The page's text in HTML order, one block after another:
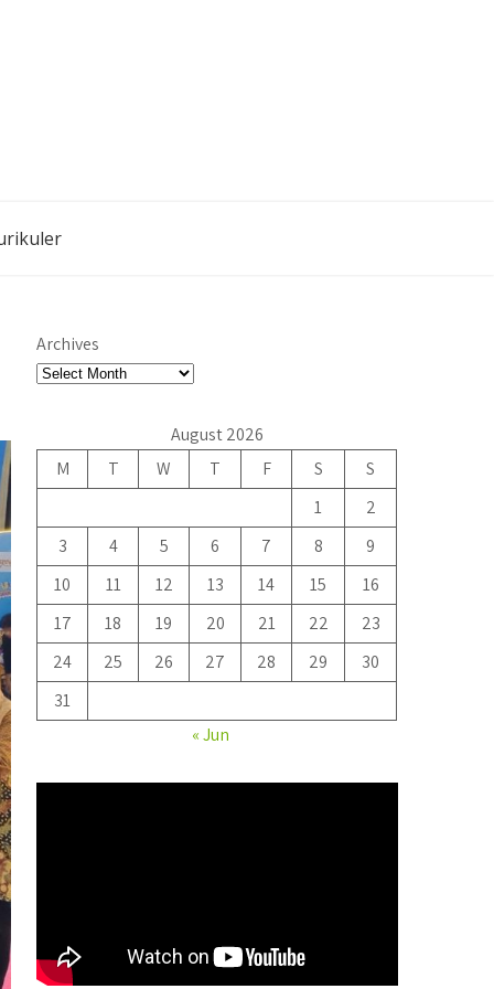
Archives
August 2026
M
T W T F S
S
1
2
3
4 5 6 7 8
9
10
11 12 13 14 15
16
17
18 19 20 21 22
23
24
25 26 27 28 29
30
31
« Jun